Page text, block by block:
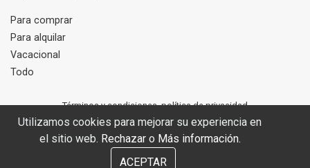
Utilizamos cookies para mejorar su experiencia en
el sitio web. Rechazaro Más información.
ACEPTAR
Para comprar
Para alquilar
Vacacional
Todo
Términos y condiciones, política de privacidad
© Marbella Star Homes. All Rights Reserved. 2026
Sitio web desarrollado por OUNTI